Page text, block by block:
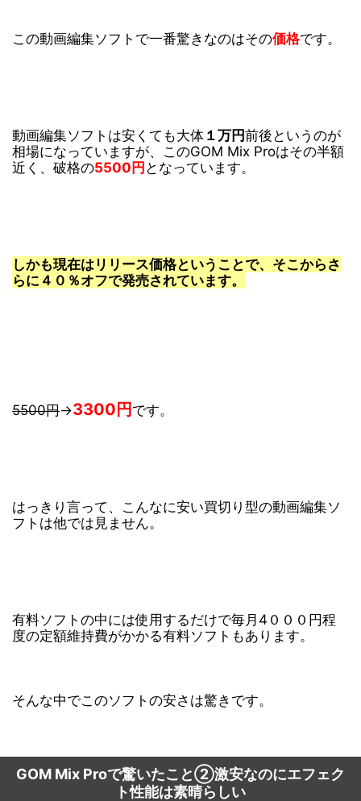
この動画編集ソフトで一番驚きなのはその価格です。
動画編集ソフトは安くても大体 １万円前後というのが
相場になっていますが、このGOM Mix Proはその半額
近く、破格の5500円 となっています。
しかも現在はリリース価格ということで、そこからさ
らに４０％オフで発売されています。
5500円→3300円 です。
はっきり言って、こんなに安い買切り型の動画編集ソ
フトは他では見ません。
有料ソフトの中には使用するだけで毎月4０００円程
度の定額維持費がかかる有料ソフトもあります。
そんな中でこのソフトの安さは驚きです。
GOM Mix Proで驚いたこと②激安なのにエフェク
ト性能は素晴らしい